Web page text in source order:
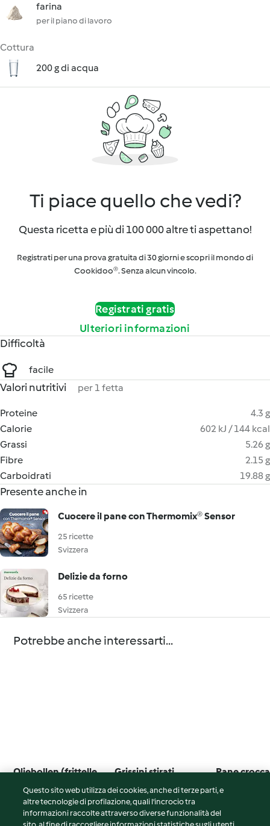
farina
per il piano di lavoro
Cottura
200 g di acqua
Ti piace quello che vedi?
Questa ricetta e più di 100 000 altre ti aspettano!
Registrati per una prova gratuita di 30 giorni e scopri il mondo di
Cookidoo®. Senza alcun vincolo.
Registrati gratis
Ulteriori informazioni
Difficoltà
facile
Valori nutritivi per 1 fetta
Proteine
4.3 g
Calorie
602 kJ / 144 kcal
Grassi
5.26 g
Fibre
2.15 g
Carboidrati
19.88 g
Presente anche in
Cuocere il pane con Thermomix® Sensor
25 ricette
Svizzera
Delizie da forno
65 ricette
Svizzera
Potrebbe anche interessarti...
Oliebollen (frittelle
3.7 (3)
Grissini stirati
4.5 (2)
Pane
Questo sito web utilizza dei cookies, anche di terze parti, e
altre tecnologie di profilazione, quali l’incrocio tra
informazioni raccolte attraverso diverse funzionalità del